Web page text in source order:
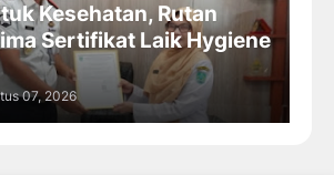
Kesehatan, Rutan
Sertifikat Laik Hygiene
07, 2026